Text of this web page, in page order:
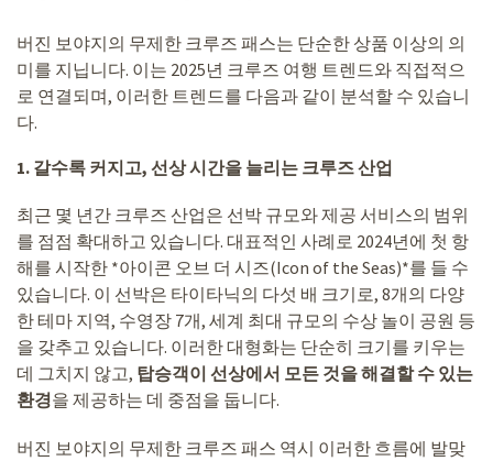
버진 보야지의 무제한 크루즈 패스는 단순한 상품 이상의 의
미를 지닙니다. 이는 2025년 크루즈 여행 트렌드와 직접적으
로 연결되며, 이러한 트렌드를 다음과 같이 분석할 수 있습니
다.
1. 갈수록 커지고, 선상 시간을 늘리는 크루즈 산업
최근 몇 년간 크루즈 산업은 선박 규모와 제공 서비스의 범위
를 점점 확대하고 있습니다. 대표적인 사례로 2024년에 첫 항
해를 시작한 *아이콘 오브 더 시즈(Icon of the Seas)*를 들 수
있습니다. 이 선박은 타이타닉의 다섯 배 크기로, 8개의 다양
한 테마 지역, 수영장 7개, 세계 최대 규모의 수상 놀이 공원 등
을 갖추고 있습니다. 이러한 대형화는 단순히 크기를 키우는
데 그치지 않고, 탑승객이 선상에서 모든 것을 해결할 수 있는
환경을 제공하는 데 중점을 둡니다.
버진 보야지의 무제한 크루즈 패스 역시 이러한 흐름에 발맞